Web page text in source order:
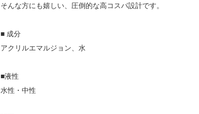
そんな方にも嬉しい、圧倒的な高コスパ設計です。
■ 成分
アクリルエマルジョン、水
■液性
水性・中性